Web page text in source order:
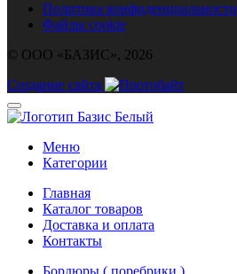
Политика конфиденциальности
Файлы cookie
© ООО «БАЗИС», 2026
Создание сайта
Меню
Категории
Главная
Каталог товаров
Доставка и оплата
Контакты